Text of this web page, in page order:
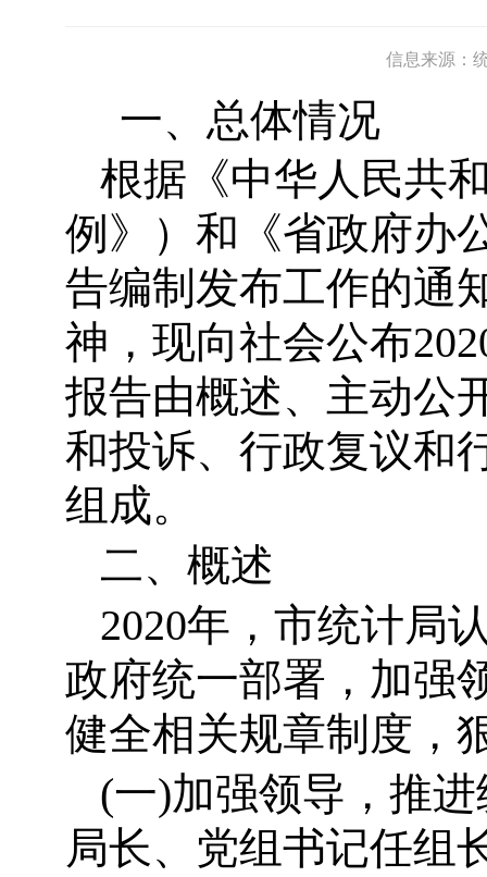
信息来源：
一、总体情况
根据《中华人民共
例》）和《省政府办
告编制发布工作的通
神，现向社会公布
报告由概述、主动公
和投诉、行政复议和
组成。
二、概述
2020年，市统计局
政府统一部署，加强
健全相关规章制度，
(一)加强领导，推
局长、党组书记任组